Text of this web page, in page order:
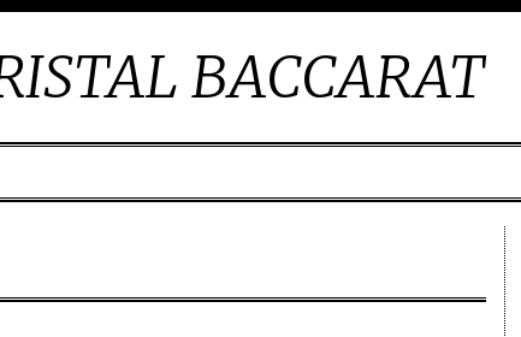
BACCARAT